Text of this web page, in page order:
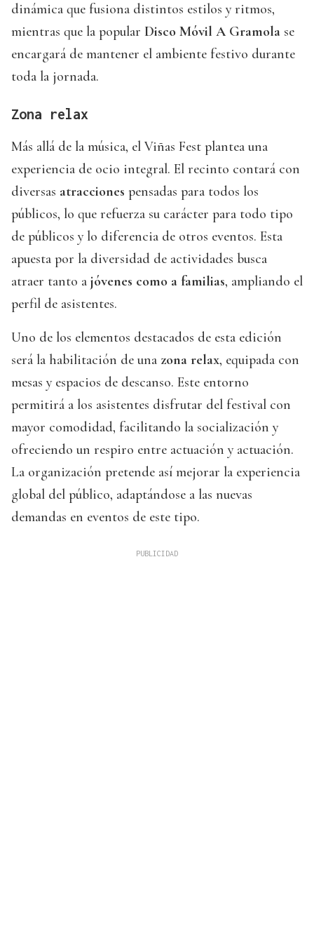
dinámica que fusiona distintos estilos y ritmos,
mientras que la popular Disco Móvil A Gramola se
encargará de mantener el ambiente festivo durante
toda la jornada.
Zona relax
Más allá de la música, el Viñas Fest plantea una
experiencia de ocio integral. El recinto contará con
diversas atracciones pensadas para todos los
públicos, lo que refuerza su carácter para todo tipo
de públicos y lo diferencia de otros eventos. Esta
apuesta por la diversidad de actividades busca
atraer tanto a jóvenes como a familias, ampliando el
perfil de asistentes.
Uno de los elementos destacados de esta edición
será la habilitación de una zona relax, equipada con
mesas y espacios de descanso. Este entorno
permitirá a los asistentes disfrutar del festival con
mayor comodidad, facilitando la socialización y
ofreciendo un respiro entre actuación y actuación.
La organización pretende así mejorar la experiencia
global del público, adaptándose a las nuevas
demandas en eventos de este tipo.